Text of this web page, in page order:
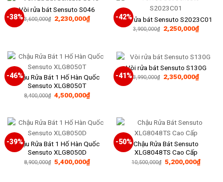
-38%
Vòi rửa bát Sensuto S046
3,600,000₫ Giá
gốc
2,230,000₫Giá
hiện
-42%
Vòi rửa bát Sensuto S2023C01
3,900,000₫ Giá
gốc
2,250,000₫Giá
hiện
-46%Chậu Rửa Bát 1 Hố Hàn Quốc
Sensuto XLG8050T
8,400,000₫ Giá
gốc
4,500,000₫Giá
hiện
4,500,000₫.
-41%
Vòi rửa bát Sensuto S130G
3,990,000₫ Giá
gốc
2,350,000₫Giá
hiện
-39%Chậu Rửa Bát 1 Hố Hàn Quốc
Sensuto XLG8050D
8,900,000₫ Giá
gốc
5,400,000₫Giá
hiện
-50% Chậu Rửa Bát Sensuto
XLG8048TS Cao Cấp
10,500,000₫ Giá
gốc
5,200,000₫Giá
hiện